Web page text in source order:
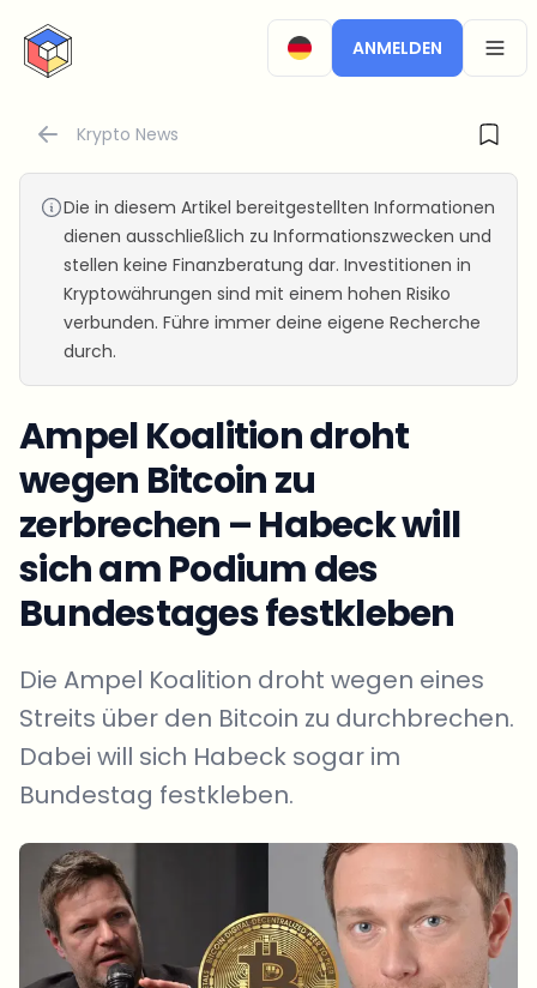
CryptoTicker
ANMELDEN
Krypto News
Die in diesem Artikel bereitgestellten Informationen
dienen ausschließlich zu Informationszwecken und
stellen keine Finanzberatung dar. Investitionen in
Kryptowährungen sind mit einem hohen Risiko
verbunden. Führe immer deine eigene Recherche
durch.
Ampel Koalition droht
wegen Bitcoin zu
zerbrechen – Habeck will
sich am Podium des
Bundestages festkleben
Die Ampel Koalition droht wegen eines
Streits über den Bitcoin zu durchbrechen.
Dabei will sich Habeck sogar im
Bundestag festkleben.